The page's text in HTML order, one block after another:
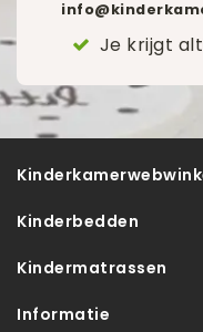
Je krijgt
Kinderbedden
Kindermatrassen
Informatie